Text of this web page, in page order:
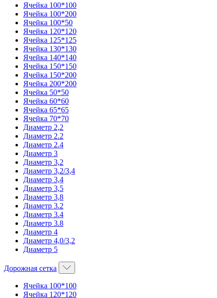
Ячейка 100*100
Ячейка 100*200
Ячейка 100*50
Ячейка 120*120
Ячейка 125*125
Ячейка 130*130
Ячейка 140*140
Ячейка 150*150
Ячейка 150*200
Ячейка 200*200
Ячейка 50*50
Ячейка 60*60
Ячейка 65*65
Ячейка 70*70
Диаметр 2,2
Диаметр 2.2
Диаметр 2.4
Диаметр 3
Диаметр 3,2
Диаметр 3,2/3,4
Диаметр 3,4
Диаметр 3,5
Диаметр 3,8
Диаметр 3.2
Диаметр 3.4
Диаметр 3.8
Диаметр 4
Диаметр 4,0/3,2
Диаметр 5
Дорожная сетка
Ячейка 100*100
Ячейка 120*120